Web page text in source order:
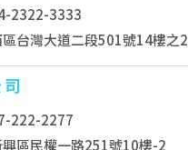
2322-3333
台灣大道二段501號14樓之2
222-2277
興區民權一路251號10樓-2